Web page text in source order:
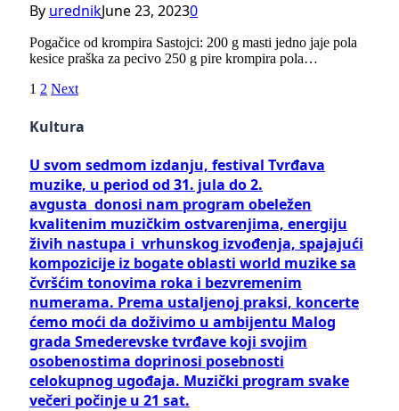
By urednikJune 23, 20230
Pogačice od krompira Sastojci: 200 g masti jedno jaje pola
kesice praška za pecivo 250 g pire krompira pola…
1 2 Next
Kultura
U svom sedmom izdanju, festival Tvrđava
muzike, u period od 31. jula do 2.
avgusta donosi nam program obeležen
kvalitenim muzičkim ostvarenjima, energiju
živih nastupa i vrhunskog izvođenja, spajajući
kompozicije iz bogate oblasti world muzike sa
čvršćim tonovima roka i bezvremenim
numerama. Prema ustaljenoj praksi, koncerte
ćemo moći da doživimo u ambijentu Malog
grada Smederevske tvrđave koji svojim
osobenostima doprinosi posebnosti
celokupnog ugođaja. Muzički program svake
večeri počinje u 21 sat.